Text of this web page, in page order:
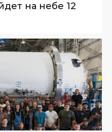
на небе 12